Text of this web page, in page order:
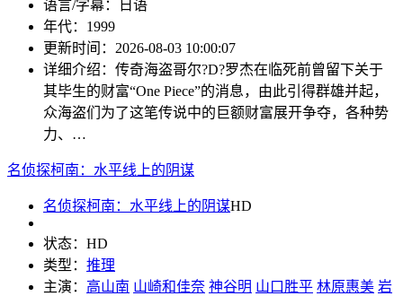
语言/字幕：
日语
年代： 1999
更新时间： 2026-08-03 10:00:07
详细介绍： 传奇海盗哥尔?D?罗杰在临死前曾留下关于
其毕生的财富“One Piece”的消息，由此引得群雄并起，
众海盗们为了这笔传说中的巨额财富展开争夺，各种势
力、…
名侦探柯南：水平线上的阴谋
名侦探柯南：水平线上的阴谋HD
状态： HD
类型： 推理
主演： 高山南 山崎和佳奈 神谷明 山口胜平 林原惠美 岩